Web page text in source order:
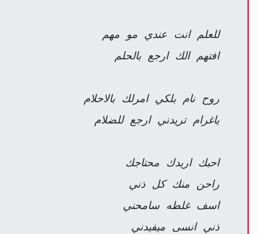
للعلم انت عندي مو مهم
افتهم الك ارجع بالحلم
روح نام بلكي امرلك بالاحلام
ياغرام تريدني ارجع للضلام
احبك اريدك محتاجك
راحن منك كل ذني
اسف غلطه سامحني
ذني انسى ميفيدني